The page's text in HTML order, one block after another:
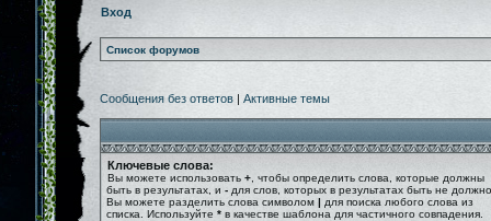
Вход
Список форумов
Сообщения без ответов | Активные темы
Ключевые слова:
Вы можете использовать + , чтобы определить слова, которые должны
быть в результатах, и - для слов, которых в результатах быть не
Вы можете разделить слова символом | для поиска любого слова из
списка. Используйте * в качестве шаблона для частичного совпадения.